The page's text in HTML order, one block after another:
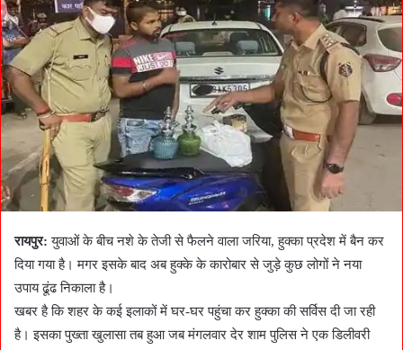
रायपुर: युवाओं के बीच नशे के तेजी से फैलने वाला जरिया, हुक्का प्रदेश में बैन कर
दिया गया है। मगर इसके बाद अब हुक्के के कारोबार से जुड़े कुछ लोगों ने नया
उपाय ढूंढ निकाला है।
खबर है कि शहर के कई इलाकों में घर-घर पहुंचा कर हुक्का की सर्विस दी जा रही
है। इसका पुख्ता खुलासा तब हुआ जब मंगलवार देर शाम पुलिस ने एक डिलीवरी